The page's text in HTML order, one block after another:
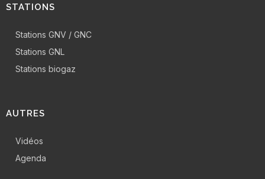
STATIONS
Stations GNV / GNC
Stations GNL
Stations biogaz
AUTRES
Vidéos
Agenda